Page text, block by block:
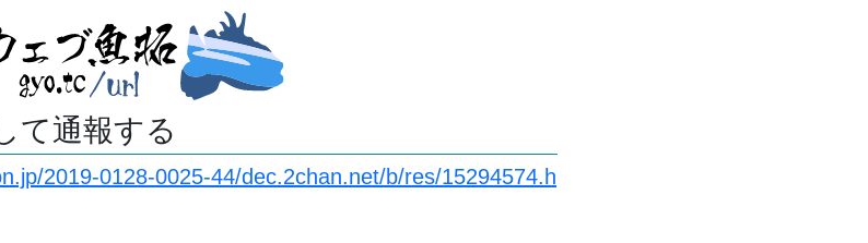
て通報する
2019-0128-0025-44/dec.2chan.net/b/res/15294574.h